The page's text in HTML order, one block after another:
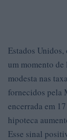
Estados
um momento de
modesta nas
fornecidos pela
encerrada em
hipoteca
Esse sinal